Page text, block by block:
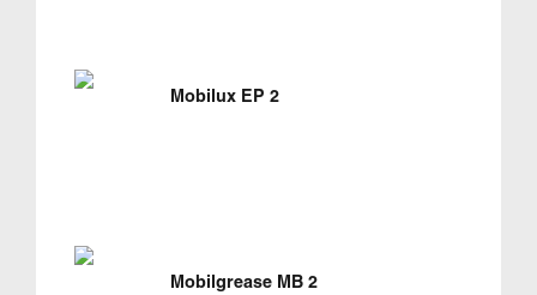
Mobilux EP 2
Mobilgrease MB 2